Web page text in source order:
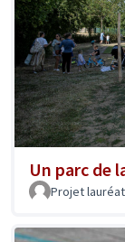
Un parc de
Projet lauréat